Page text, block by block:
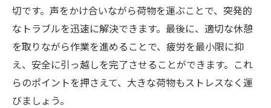
切です。声をかけ合いながら荷物を運ぶことで、突発的
なトラブルを迅速に解決できます。最後に、適切な休憩
を取りながら作業を進めることで、疲労を最小限に抑
え、安全に引っ越しを完了させることができます。これ
らのポイントを押さえて、大きな荷物もストレスなく運
びましょう。